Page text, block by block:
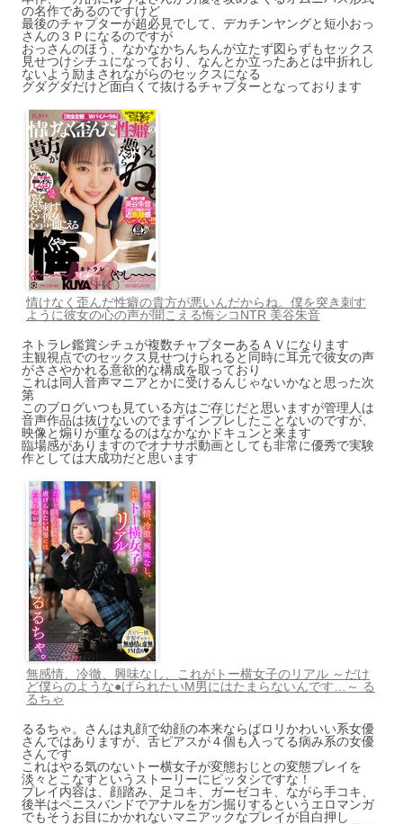
の名作であるのですけど
最後のチャプターが超必見でして、デカチンヤングと短小おっ
さんの３Ｐになるのですが
おっさんのほう、なかなかちんちんが立たず図らずもセックス
見せつけシチュになっており、なんとか立ったあとは中折れし
ないよう励まされながらのセックスになる
グダグダだけど面白くて抜けるチャプターとなっております
情けなく歪んだ性癖の貴方が悪いんだからね。僕を突き刺す
ように彼女の心の声が聞こえる悔シコNTR 美谷朱音
ネトラレ鑑賞シチュが複数チャプターあるＡＶになります
主観視点でのセックス見せつけられると同時に耳元で彼女の声
がささやかれる意欲的な構成を取っており
これは同人音声マニアとかに受けるんじゃないかなと思った次
第
このブログいつも見ている方はご存じだと思いますが管理人は
音声作品は抜けないのでまずインプレしたことないのですが、
映像と煽りが重なるのはなかなかドキュンと来ます
臨場感がありますのでオナサポ動画としても非常に優秀で実験
作としては大成功だと思います
無感情、冷徹、興味なし、これがトー横女子のリアル ～だけ
ど僕らのような●げられたいM男にはたまらないんです…～ る
るちゃ
るるちゃ。さんは丸顔で幼顔の本来ならばロリかわいい系女優
さんではありますが、舌ピアスが４個も入ってる病み系の女優
さんです
これはやる気のないトー横女子が変態おじとの変態プレイを
淡々とこなすというストーリーにピッタシですな！
プレイ内容は、顔踏み、足コキ、ガーゼコキ、ながら手コキ、
後半はペニスバンドでアナルをガン掘りするというエロマンガ
でもそうお目にかかれないマニアックなプレイが目白押し